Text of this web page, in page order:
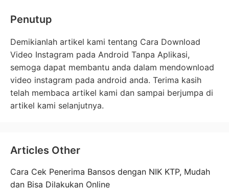
Penutup
Demikianlah artikel kami tentang Cara Download
Video Instagram pada Android Tanpa Aplikasi,
semoga dapat membantu anda dalam mendownload
video instagram pada android anda. Terima kasih
telah membaca artikel kami dan sampai berjumpa di
artikel kami selanjutnya.
Articles Other
Cara Cek Penerima Bansos dengan NIK KTP, Mudah
dan Bisa Dilakukan Online